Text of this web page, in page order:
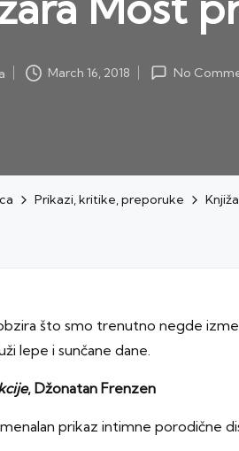
March 16, 2018 No
Prikazi, kritike, preporuke
što smo trenutno negde
lepe i sunčane dane.
, Džonatan Frenzen
prikaz intimne porodične